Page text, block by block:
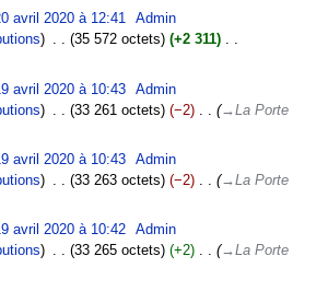
avril 2020 à 12:41
Admin
35 572 octets +2 311 ‎
avril 2020 à 10:43
Admin
33 261 octets −2 ‎
→‎La Porte
avril 2020 à 10:43
Admin
33 263 octets −2 ‎
→‎La Porte
avril 2020 à 10:42
Admin
33 265 octets +2 ‎
→‎La Porte